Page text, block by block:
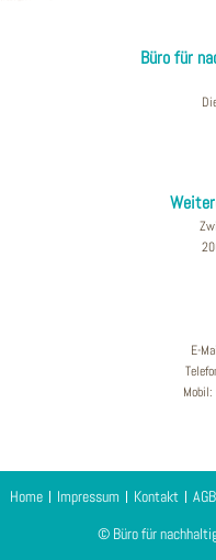
Büro für
E-
Mobil:
Home Impressum Kontakt AGB
© Büro für